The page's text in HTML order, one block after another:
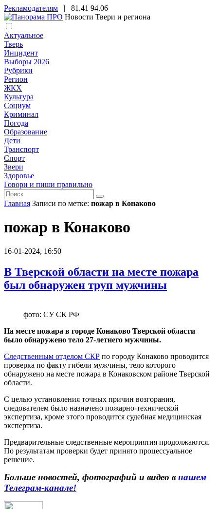
Рекламодателям | 81.41 94.06
Новости Твери и региона
Актуальное
Тверь
Инцидент
Выборы 2026
Рубрики
Регион
ЖКХ
Культура
Социум
Криминал
Погода
Образование
Дети
Транспорт
Спорт
Звери
Здоровье
Говори и пиши правильно
Главная Записи по метке: пожар в Конаково
пожар в Конаково
16-01-2024, 16:50
В Тверской области на месте пожара
был обнаружен труп мужчины
фото: СУ СК РФ
На месте пожара в городе Конаково Тверской области
было обнаружено тело 27-летнего мужчины.
Следственным отделом СКР по городу Конаково проводится
проверка по факту гибели мужчины, тело которого
обнаружено на месте пожара в Конаковском районе Тверской
области.
С целью установления точных причин возгорания,
следователем было назначено пожарно-технической
экспертиза, кроме этого проводится судебная медицинская
экспертиза.
Предварительные следственные мероприятия продолжаются.
По результатам проверки будет принято процессуальное
решение.
Больше новостей, фотографий и видео в нашем
Телеграм-канале!